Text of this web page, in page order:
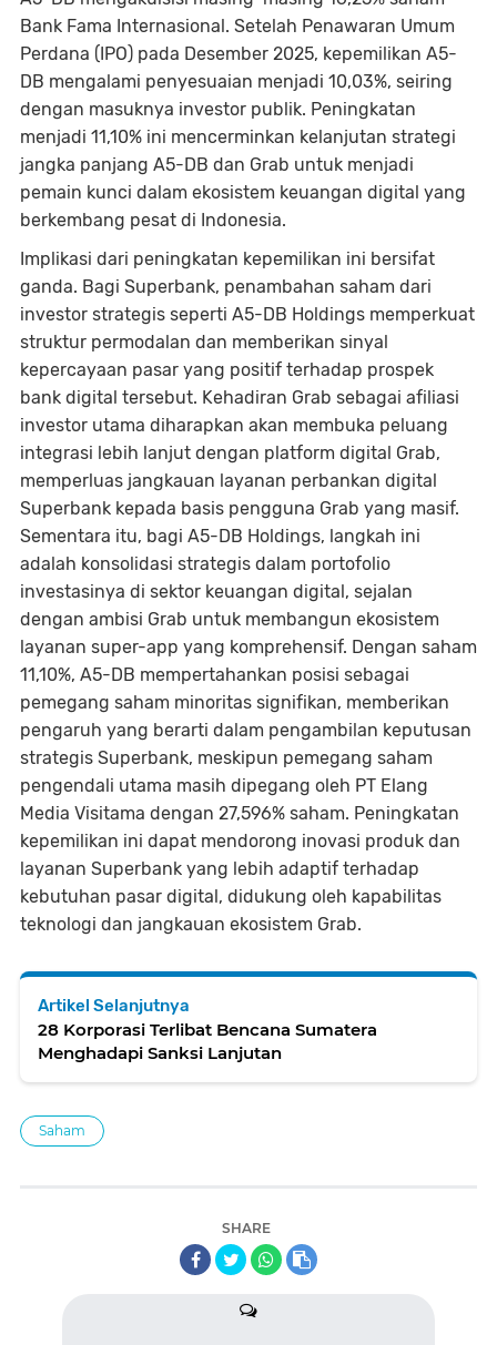
Bank Fama Internasional. Setelah Penawaran Umum
Perdana (IPO) pada Desember 2025, kepemilikan A5-
DB mengalami penyesuaian menjadi 10,03%, seiring
dengan masuknya investor publik. Peningkatan
menjadi 11,10% ini mencerminkan kelanjutan strategi
jangka panjang A5-DB dan Grab untuk menjadi
pemain kunci dalam ekosistem keuangan digital yang
berkembang pesat di Indonesia.
Implikasi dari peningkatan kepemilikan ini bersifat
ganda. Bagi Superbank, penambahan saham dari
investor strategis seperti A5-DB Holdings memperkuat
struktur permodalan dan memberikan sinyal
kepercayaan pasar yang positif terhadap prospek
bank digital tersebut. Kehadiran Grab sebagai afiliasi
investor utama diharapkan akan membuka peluang
integrasi lebih lanjut dengan platform digital Grab,
memperluas jangkauan layanan perbankan digital
Superbank kepada basis pengguna Grab yang masif.
Sementara itu, bagi A5-DB Holdings, langkah ini
adalah konsolidasi strategis dalam portofolio
investasinya di sektor keuangan digital, sejalan
dengan ambisi Grab untuk membangun ekosistem
layanan super-app yang komprehensif. Dengan saham
11,10%, A5-DB mempertahankan posisi sebagai
pemegang saham minoritas signifikan, memberikan
pengaruh yang berarti dalam pengambilan keputusan
strategis Superbank, meskipun pemegang saham
pengendali utama masih dipegang oleh PT Elang
Media Visitama dengan 27,596% saham. Peningkatan
kepemilikan ini dapat mendorong inovasi produk dan
layanan Superbank yang lebih adaptif terhadap
kebutuhan pasar digital, didukung oleh kapabilitas
teknologi dan jangkauan ekosistem Grab.
Artikel Selanjutnya
28 Korporasi Terlibat Bencana Sumatera
Menghadapi Sanksi Lanjutan
Saham
SHARE